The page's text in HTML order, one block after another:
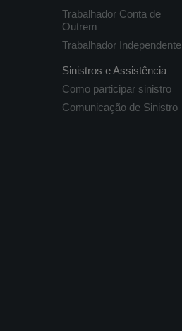
Trabalhador Conta de
Outrem
Trabalhador Independente
Sinistros e Assistência
Como participar sinistro
Comunicação de Sinistro